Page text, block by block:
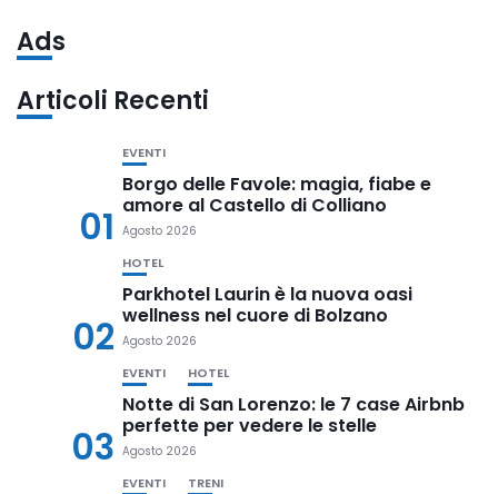
Ads
Articoli Recenti
01
EVENTI
Borgo delle Favole: magia, fiabe e
amore al Castello di Colliano
Agosto 2026
02
HOTEL
Parkhotel Laurin è la nuova oasi
wellness nel cuore di Bolzano
Agosto 2026
03
EVENTI HOTEL
Notte di San Lorenzo: le 7 case Airbnb
perfette per vedere le stelle
Agosto 2026
EVENTI TRENI